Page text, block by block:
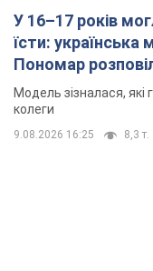
У 16–17 років
їсти:
Пономар
модельної
Модель зізналася, які
колеги
9.08.2026 16:25 8,3 т.